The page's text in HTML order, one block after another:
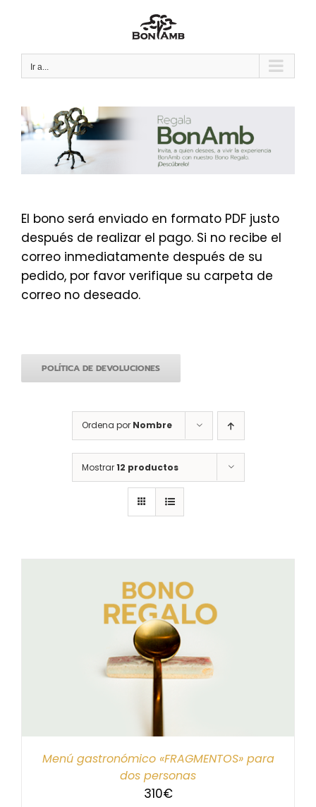
Ir a...
El bono será enviado en formato PDF justo
después de realizar el pago. Si no recibe el
correo inmediatamente después de su
pedido, por favor verifique su carpeta de
correo no deseado.
POLÍTICA DE DEVOLUCIONES
Ordena por Nombre
Mostrar12 productos
Menú gastronómico «FRAGMENTOS» para
dos personas
310€